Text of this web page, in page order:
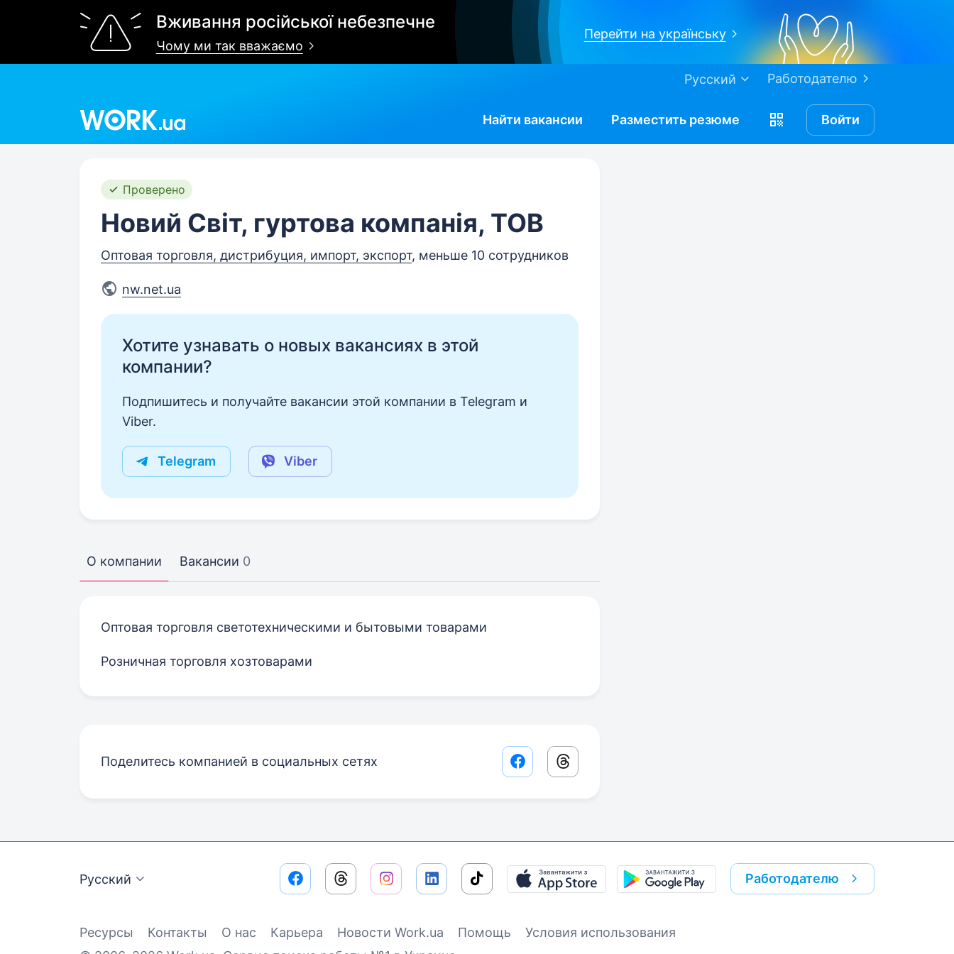
Вживання російської небезпечне
Чому ми так вважаємо
Перейти на українську
Работодателю
Русский
Найти вакансии Разместить резюме Войти
Проверено
Новий Світ, гуртова компанія, ТОВ
Оптовая торговля, дистрибуция, импорт, экспорт, меньше 10 сотрудников
nw.net.ua
Хотите узнавать о новых вакансиях в этой
компании?
Подпишитесь и получайте вакансии этой компании в Telegram и
Viber.
Telegram Viber
О компании Вакансии 0
Оптовая торговля светотехническими и бытовыми товарами
Розничная торговля хозтоварами
Поделитесь компанией в социальных сетях Facebook share link
Threads share link
Русский Работодателю
Ресурсы Контакты О нас Карьера Новости Work.ua Помощь
Условия использования